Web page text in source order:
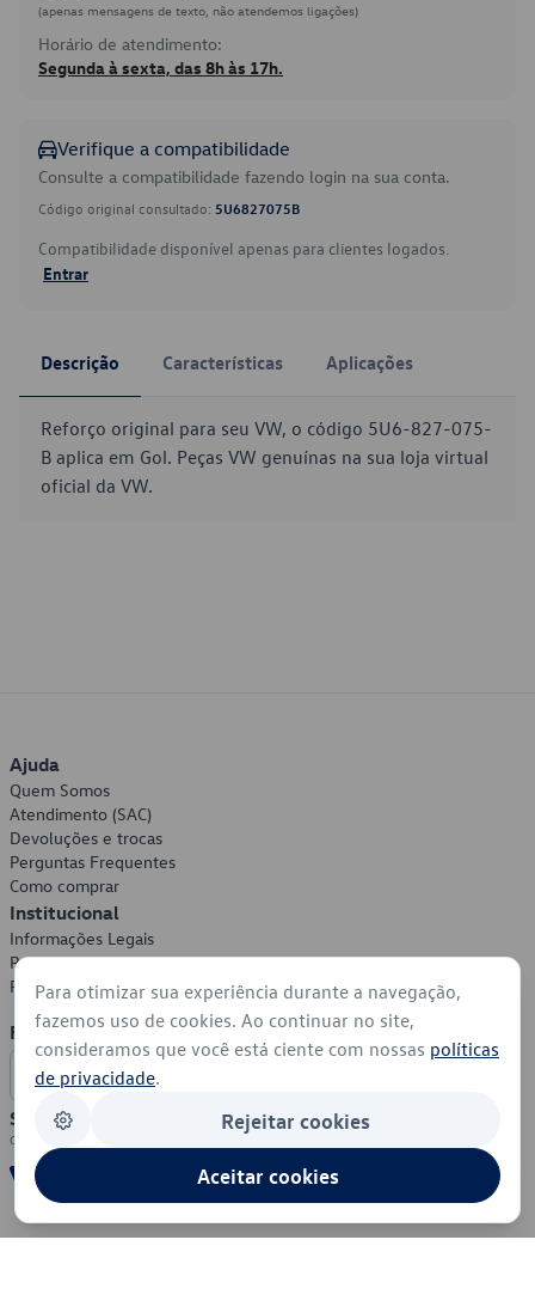
(apenas mensagens de texto, não atendemos ligações)
Horário de atendimento:
Segunda à sexta, das 8h às 17h.
Verifique a compatibilidade
Consulte a compatibilidade fazendo login na sua conta.
Código original consultado: 5U6827075B
Compatibilidade disponível apenas para clientes logados.
Entrar
Descrição Características Aplicações
Reforço original para seu VW, o código 5U6-827-075-
B aplica em Gol. Peças VW genuínas na sua loja virtual
oficial da VW.
Ajuda
Quem Somos
Atendimento (SAC)
Devoluções e trocas
Perguntas Frequentes
Como comprar
Institucional
Informações Legais
Política de Privacidade
Política de Cookies
Formas de Pagamento
Segurança
Para otimizar sua experiência durante a navegação,
fazemos uso de cookies. Ao continuar no site,
consideramos que você está ciente com nossas políticas
de privacidade.
Rejeitar cookies
Aceitar cookies